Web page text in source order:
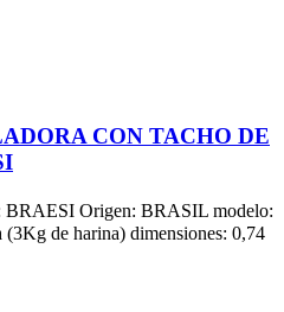
CON TACHO DE
BRAESI Origen: BRASIL modelo:
de harina) dimensiones: 0,74